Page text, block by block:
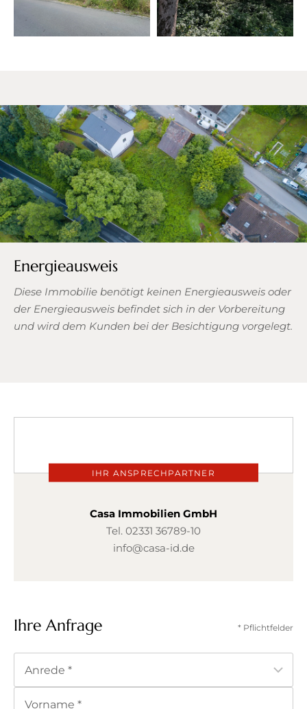
Energieausweis
Diese Immobilie benötigt keinen Energieausweis oder
der Energieausweis befindet sich in der Vorbereitung
und wird dem Kunden bei der Besichtigung vorgelegt.
Ihre Anfrage * Pflichtfelder
IHR ANSPRECHPARTNER
Casa Immobilien GmbH
Tel. 02331 36789-10
info@casa-id.de